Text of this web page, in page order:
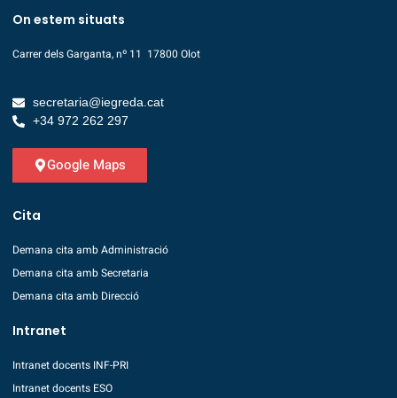
On estem situats
Carrer dels Garganta, nº 11 17800 Olot
secretaria@iegreda.cat
+34 972 262 297
Google Maps
Cita
Demana cita amb Administració
Demana cita amb Secretaria
Demana cita amb Direcció
Intranet
Intranet docents INF-PRI
Intranet docents ESO